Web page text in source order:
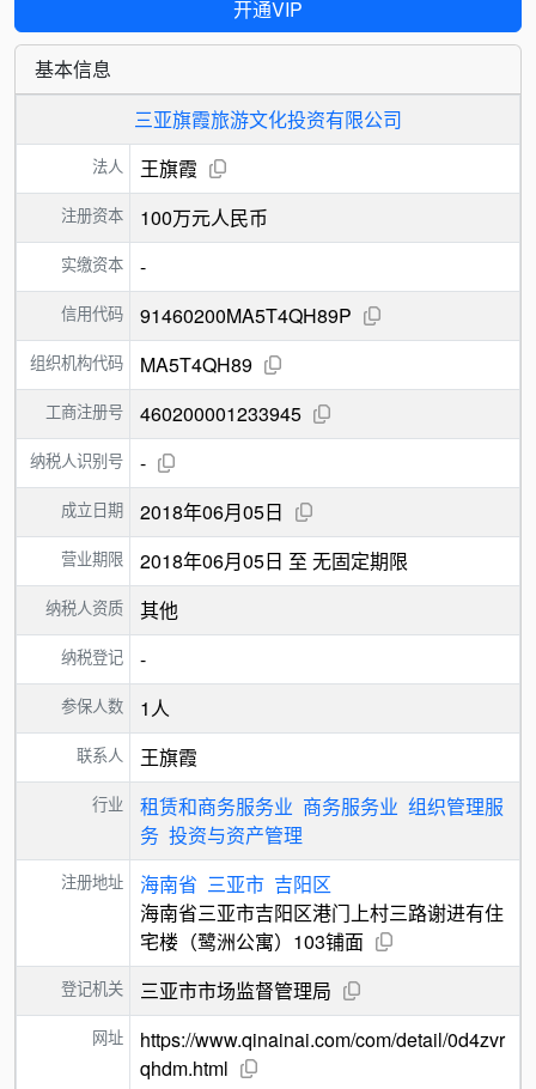
开通VIP
基本信息
三亚旗霞旅游文化投资有限公司
法人 王旗霞
注册资本 100万元人民币
实缴资本 -
信用代码 91460200MA5T4QH89P
组织机构代码 MA5T4QH89
工商注册号 460200001233945
纳税人识别号 -
成立日期 2018年06月05日
营业期限 2018年06月05日 至 无固定期限
纳税人资质 其他
纳税登记 -
参保人数 1人
联系人 王旗霞
行业 租赁和商务服务业 商务服务业 组织管理服
务 投资与资产管理
注册地址 海南省 三亚市 吉阳区
海南省三亚市吉阳区港门上村三路谢进有住
宅楼（鹭洲公寓）103铺面
登记机关 三亚市市场监督管理局
网址
https://www.qinainai.com/com/detail/0d4zvr
qhdm.html